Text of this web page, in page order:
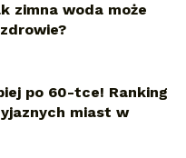
zimna woda może
po 60-tce! Ranking
miast w